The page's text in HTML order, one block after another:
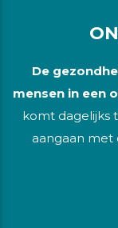
De
mensen in een
komt dagelijks
aangaan met